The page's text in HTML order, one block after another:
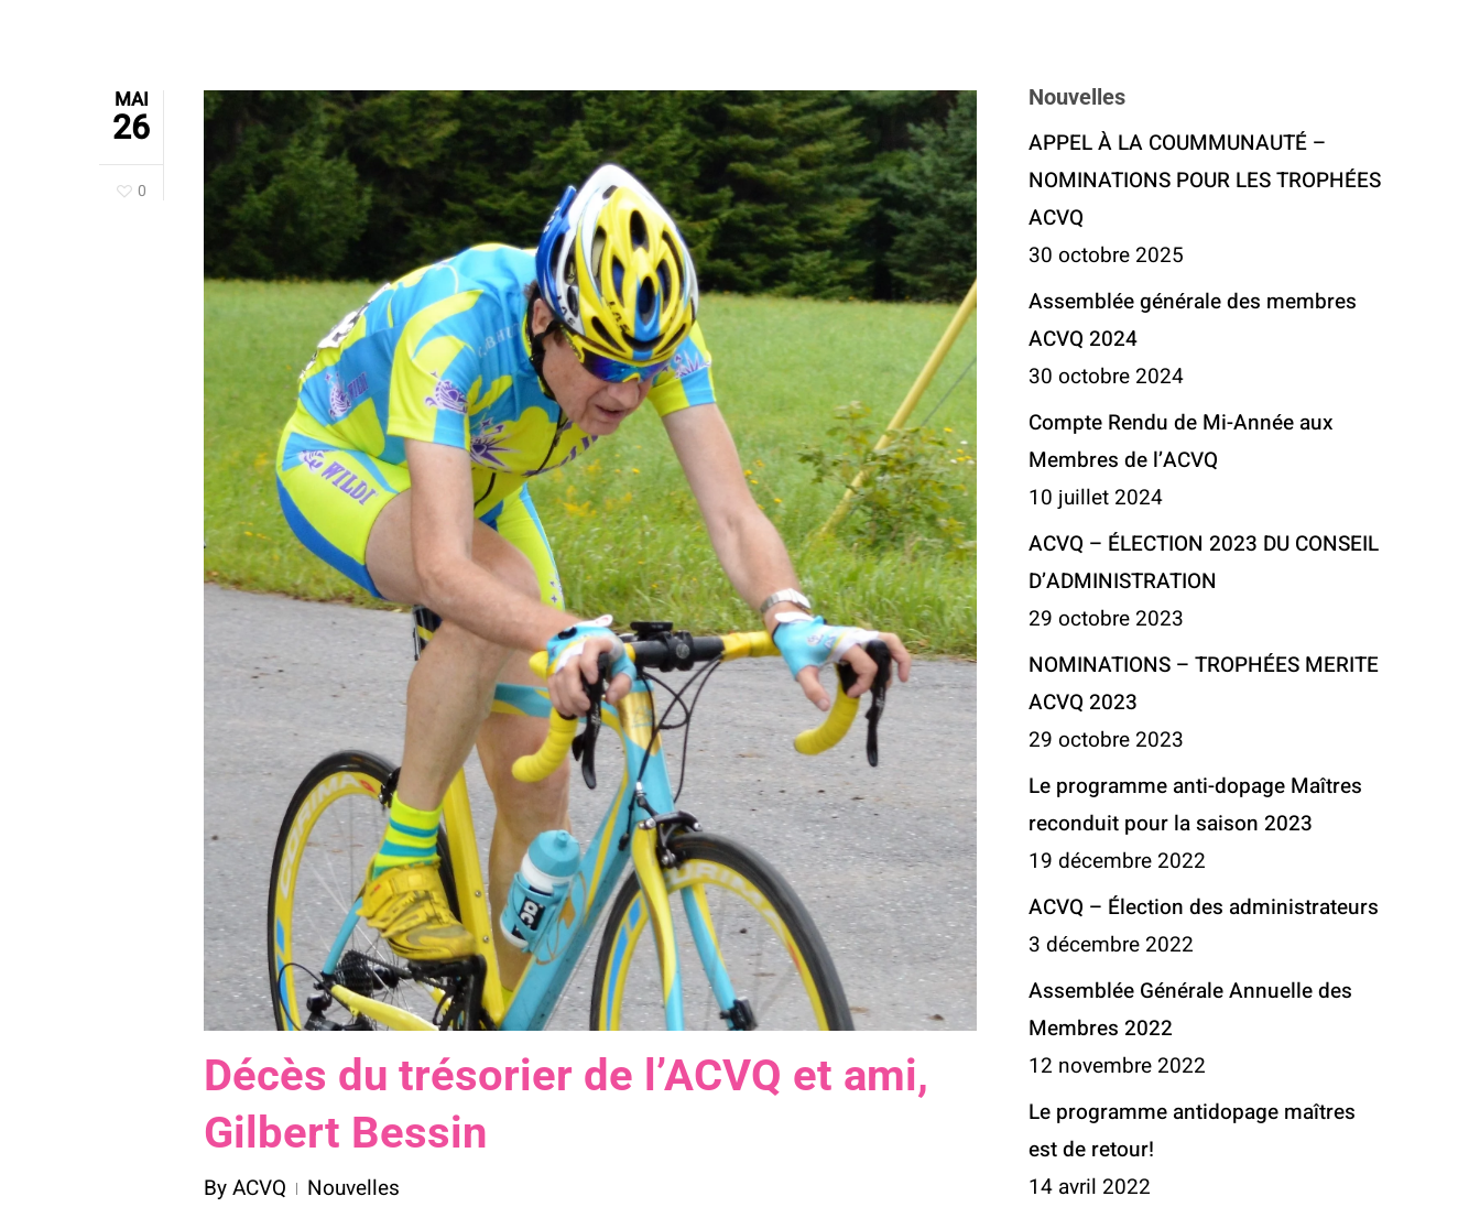
MAI
26
0
Décès du trésorier de l’ACVQ et ami,
Gilbert Bessin
ByACVQ
Nouvelles
Nouvelles
APPEL À LA COUMMUNAUTÉ –
NOMINATIONS POUR LES TROPHÉES
ACVQ
30 octobre 2025
Assemblée générale des membres
ACVQ 2024
30 octobre 2024
Compte Rendu de Mi-Année aux
Membres de l’ACVQ
10 juillet 2024
ACVQ – ÉLECTION 2023 DU CONSEIL
D’ADMINISTRATION
29 octobre 2023
NOMINATIONS – TROPHÉES MERITE
ACVQ 2023
29 octobre 2023
Le programme anti-dopage Maîtres
reconduit pour la saison 2023
19 décembre 2022
ACVQ – Élection des administrateurs
3 décembre 2022
Assemblée Générale Annuelle des
Membres 2022
12 novembre 2022
Le programme antidopage maîtres
est de retour!
14 avril 2022